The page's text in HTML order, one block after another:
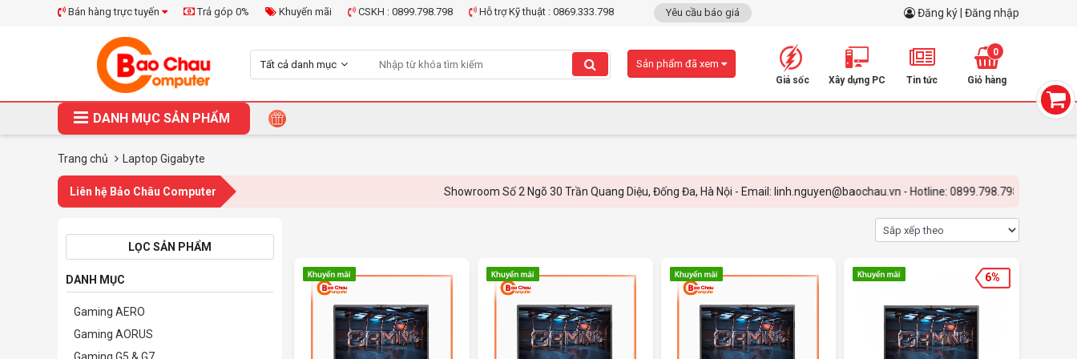
Bán hàng trực tuyến Trả góp 0% Khuyến mãi CSKH : 0899.798.798 Hỗ trợ Kỹ thuật : 0869.333.798 Yêu cầu báo giá Đăng ký | Đăng nhập
Tất cả danh mục
Giá sốc Xây dựng PC Tin tức
0
Giỏ hàng
Sản phẩm đã xem
DANH MỤC SẢN PHẨM
Trang chủ Laptop Gigabyte
Liên hệ Bảo Châu Computer Showroom Số 2 Ngõ 30 Trần Quang Diệu, Đống Đa, Hà Nội - Email: linh.nguyen@baochau.vn - Hotline: 0899.798.798
LỌC SẢN PHẨM
DANH MỤC
Gaming AERO
Gaming AORUS
6%